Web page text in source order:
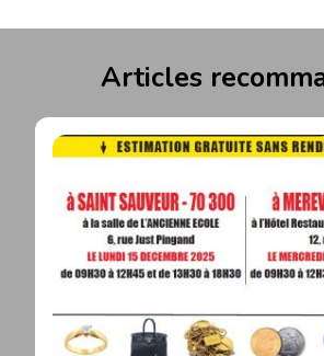
Articles